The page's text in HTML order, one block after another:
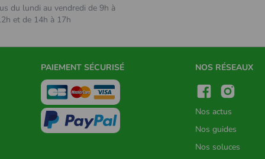
du lundi au vendredi de 9h à
et de 14h à 17h
PAIEMENT SÉCURISÉ NOS RÉSEAUX
Nos actus
Nos guides
Nos soluces